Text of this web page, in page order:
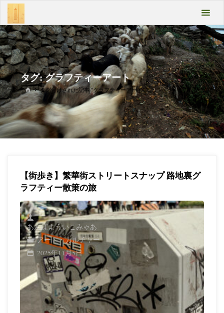
テ
ン
ツ
へ
ス
キ
ッ
プ
ばよ
うい
こみ
ゃあ
Take
it
タグ:グラフティーアート
ホ
ー
ム
タグ付けされた記事 "グラフティーアート"
【街歩き】繁華街ストリートスナップ 路地裏グ
ラフティー散策の旅
あんばよういこみゃあ
アート・カルチャー
2025年11月5日